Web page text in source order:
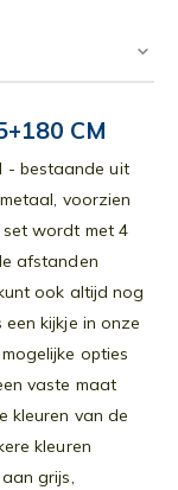
CM
- bestaande uit
voorzien
wordt met 4
afstanden
ook altijd nog
kijkje in onze
opties
vaste maat
kleuren van de
kleuren
grijs,